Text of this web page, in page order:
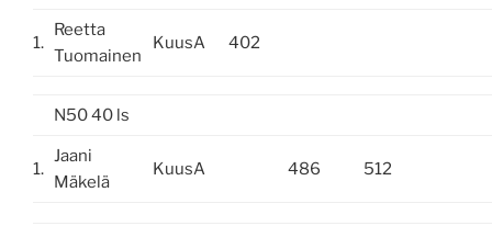
1.
Reetta
Tuomainen
KuusA 402
N50 40 ls
1.
Jaani
Mäkelä
KuusA 486 512